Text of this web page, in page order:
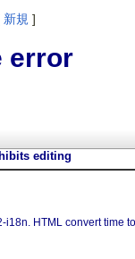
新規 ]
error
editing
HTML convert time